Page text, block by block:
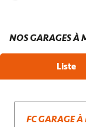
NOS GARAGES À
Liste
FC GARAGE